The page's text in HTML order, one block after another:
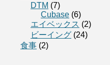
DTM (7)
Cubase (6)
エイベックス (2)
ビーイング (24)
食事 (2)